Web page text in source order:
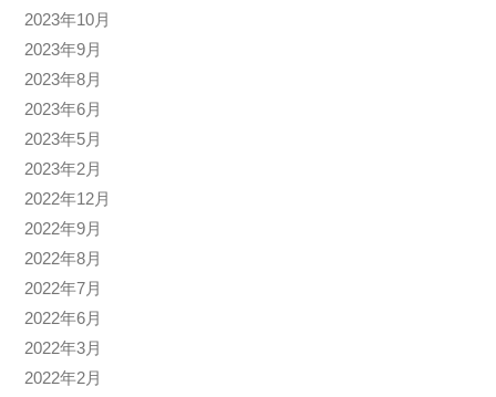
2023年10月
2023年9月
2023年8月
2023年6月
2023年5月
2023年2月
2022年12月
2022年9月
2022年8月
2022年7月
2022年6月
2022年3月
2022年2月